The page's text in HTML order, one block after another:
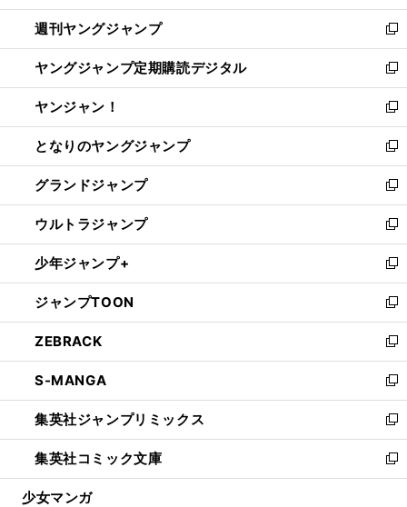
開
く
ウ
で
開
く
ン
ド
ウ
で
開
く
ウ
ィ
ン
ド
ウ
で
開
く
週刊ヤングジャンプ
新
し
い
ウ
ィ
ン
ド
ウ
で
開
く
ヤングジャンプ定期購読デジタル
新
し
い
ウ
ィ
ン
ド
ウ
で
開
く
ヤンジャン！
新
し
い
ウ
ィ
ン
ド
ウ
で
開
く
となりのヤングジャンプ
新
し
い
ウ
ィ
ン
ド
ウ
で
開
く
グランドジャンプ
新
し
い
ウ
ィ
ン
ド
ウ
で
開
く
ウルトラジャンプ
新
し
い
ウ
ィ
ン
ド
ウ
で
開
く
少年ジャンプ+
新
し
い
ウ
ィ
ン
ド
ウ
で
開
く
ジャンプTOON
新
し
い
ウ
ィ
ン
ド
ウ
で
開
ZEBRACK
新
し
い
ウ
ィ
ン
ド
ウ
S-MANGA
新
し
い
ウ
ィ
ン
集英社ジャンプリミックス
新
し
い
ウ
集英社コミック文庫
新
し
少女マンガ